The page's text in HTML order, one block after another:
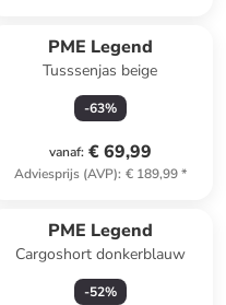
PME Legend
Tusssenjas beige
-63%
vanaf: € 69,99
Adviesprijs (AVP): € 189,99*
PME Legend
Cargoshort donkerblauw
-52%